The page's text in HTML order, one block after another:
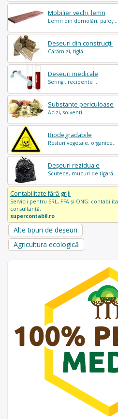
Mobilier vechi, lemn
Lemn din demolări, paleți...
Deșeuri din construcții
Cărămizi, tiglă...
Deșeuri medicale
Seringi, recipente ...
Substanțe periculoase
Acizi, solvenți ...
Biodegradabile
Resturi vegetale, organice..
Deșeuri reziduale
Scutece, mucuri de țigară..
Contabilitate fără griji
Servicii pentru SRL, PFA și ONG:
consultanță.
supercontabil.ro
Alte tipuri de deșeuri
Agricultura ecologică